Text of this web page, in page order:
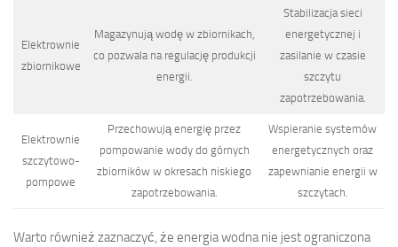
Elektrownie
zbiornikowe
Magazynują wodę w zbiornikach,
co pozwala na regulację produkcji
energii.
Stabilizacja sieci
energetycznej i
zasilanie w czasie
szczytu
zapotrzebowania.
Elektrownie
szczytowo-
pompowe
Przechowują energię przez
pompowanie wody do górnych
zbiorników w okresach niskiego
zapotrzebowania.
Wspieranie systemów
energetycznych oraz
zapewnianie energii w
szczytach.
Warto również zaznaczyć, że energia wodna nie jest ograniczona